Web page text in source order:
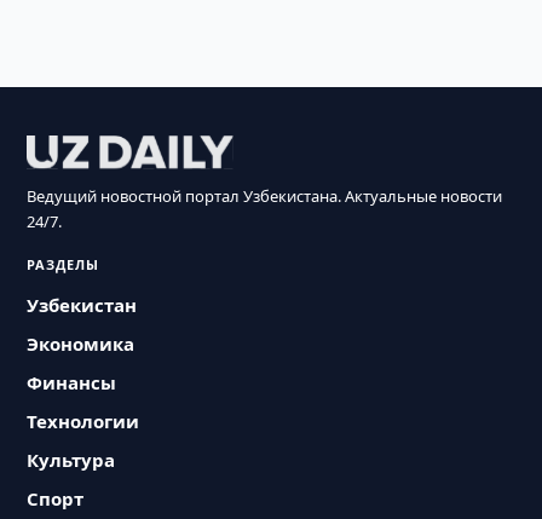
Ведущий новостной портал Узбекистана. Актуальные новости
24/7.
РАЗДЕЛЫ
Узбекистан
Экономика
Финансы
Технологии
Культура
Спорт